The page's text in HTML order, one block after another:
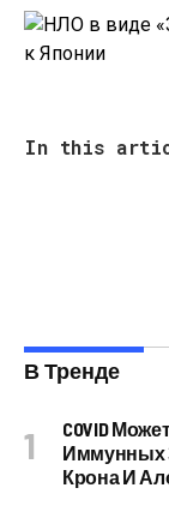
In this
В Тренде
COVID
Иммунных
Крона И